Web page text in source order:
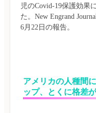
児のCovid-19保護効果
た。New Engrand
アメリカの人種間
ップ、とくに格差